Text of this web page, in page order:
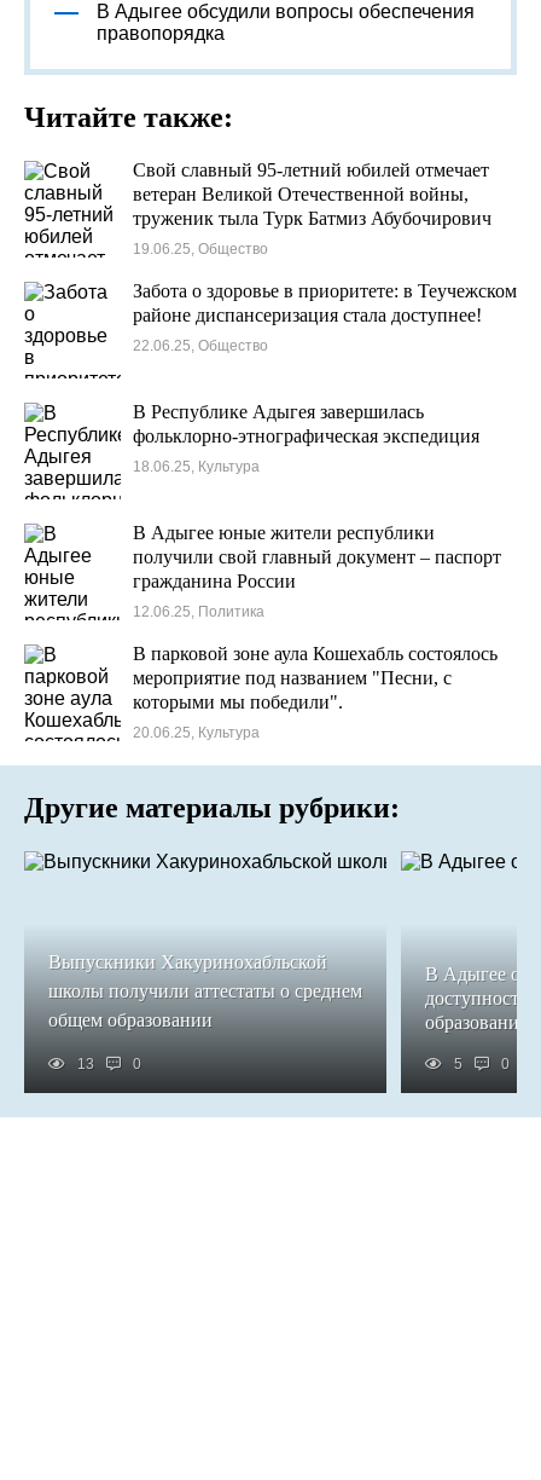
В Адыгее обсудили вопросы обеспечения
правопорядка
Читайте также:
Свой славный 95-летний юбилей отмечает
ветеран Великой Отечественной войны,
труженик тыла Турк Батмиз Абубочирович
19.06.25, Общество
Забота о здоровье в приоритете: в Теучежском
районе диспансеризация стала доступнее!
22.06.25, Общество
В Республике Адыгея завершилась
фольклорно-этнографическая экспедиция
18.06.25, Культура
В Адыгее юные жители республики
получили свой главный документ – паспорт
гражданина России
12.06.25, Политика
В парковой зоне аула Кошехабль состоялось
мероприятие под названием "Песни, с
которыми мы победили".
20.06.25, Культура
Другие материалы рубрики:
Выпускники Хакуринохабльской
школы получили аттестаты о среднем
общем образовании
13 0
В Адыгее
доступность
образования
5 0